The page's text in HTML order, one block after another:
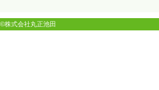
©株式会社丸正池田